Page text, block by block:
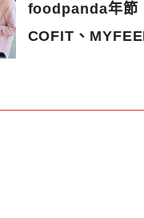
foodpanda年節
COFIT、